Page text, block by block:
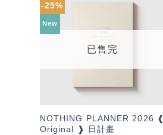
-25%
New
望輕
已售完
NOTHING PLANNER 2026 ❰
Original ❱ 日計畫